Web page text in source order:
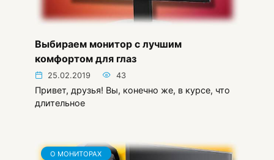
Выбираем монитор с лучшим
комфортом для глаз
25.02.2019 43
Привет, друзья! Вы, конечно же, в курсе, что
длительное
О МОНИТОРАХ